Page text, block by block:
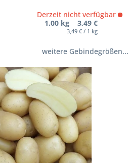
Derzeit nicht verfügbar
1.00 kg 3,49 €
3,49 € / 1 kg
weitere Gebindegrößen...